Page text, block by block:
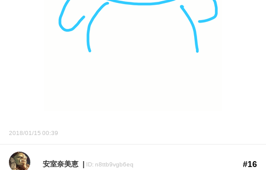
2018/01/15 00:39
安室奈美恵 ID: n8ttb9vgb6eq #16